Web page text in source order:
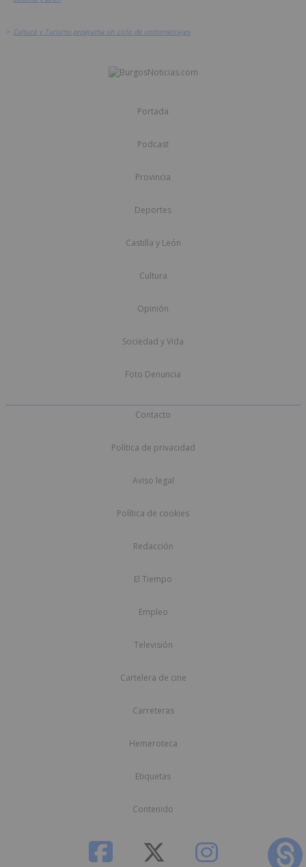
> Cultura y Turismo programa un ciclo de cortometrajes
Portada
Podcast
Provincia
Deportes
Castilla y León
Cultura
Opinión
Sociedad y Vida
Foto Denuncia
Contacto
Política de privacidad
Aviso legal
Política de cookies
Redacción
El Tiempo
Empleo
Televisión
Cartelera de cine
Carreteras
Hemeroteca
Etiquetas
Contenido